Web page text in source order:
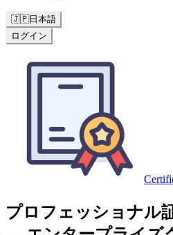
🇯🇵日本語
ログイン
プロフェッショナル